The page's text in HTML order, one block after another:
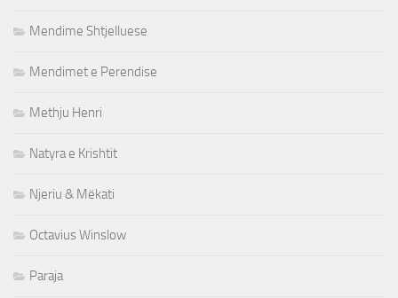
Mendime Shtjelluese
Mendimet e Perendise
Methju Henri
Natyra e Krishtit
Njeriu & Mëkati
Octavius Winslow
Paraja